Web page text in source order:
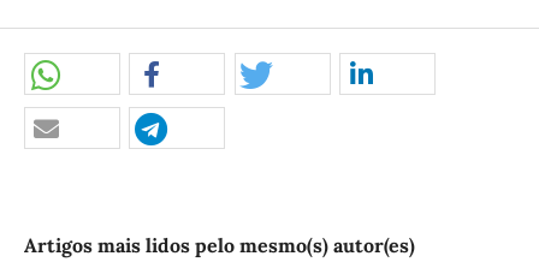
Artigos mais lidos pelo mesmo(s) autor(es)